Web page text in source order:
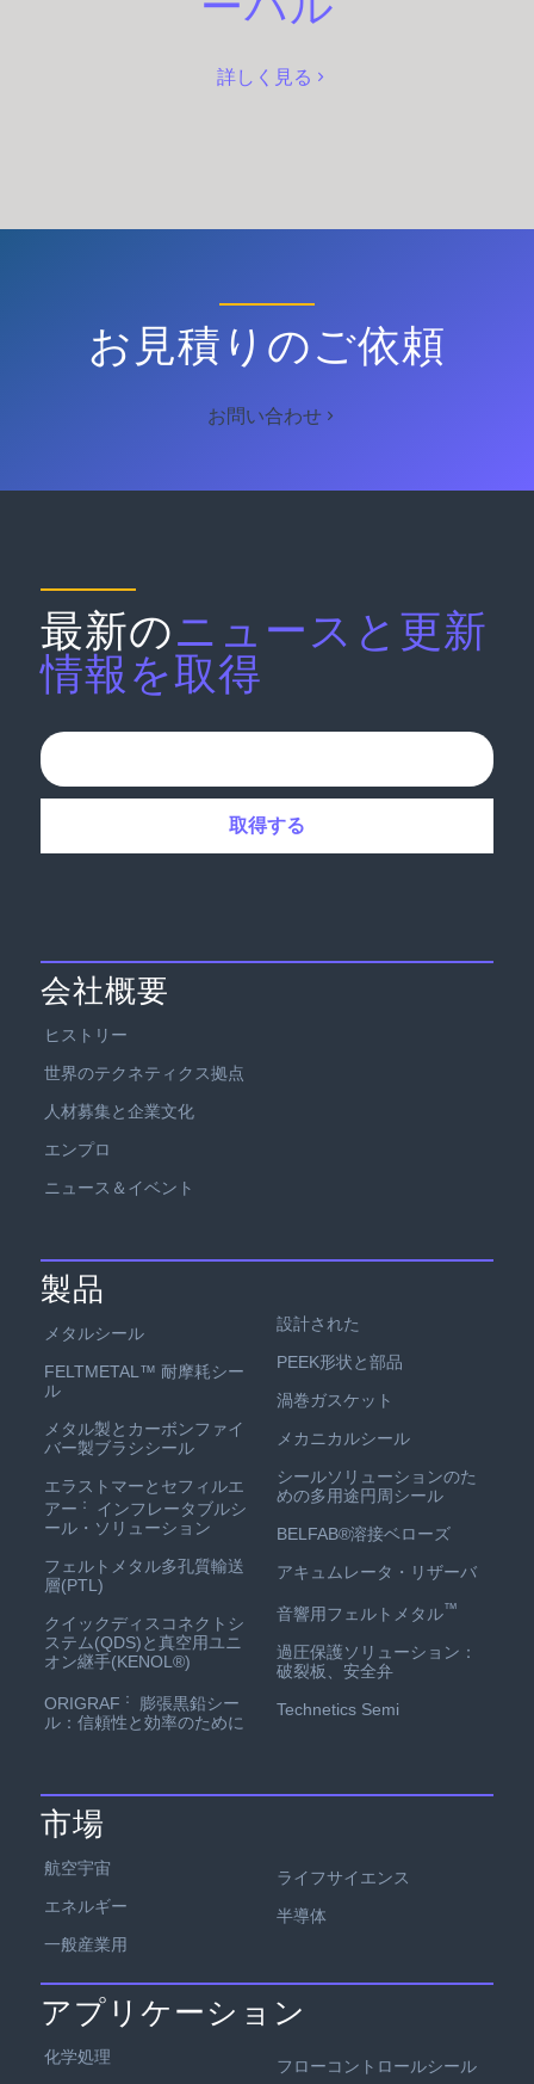
詳しく見る
お見積りのご依頼
お問い合わせ
最新のニュースと更新
情報を取得
会社概要
ヒストリー
世界のテクネティクス拠点
人材募集と企業文化
エンプロ
ニュース＆イベント
製品
メタルシール
FELTMETAL™ 耐摩耗シー
ル
メタル製とカーボンファイ
バー製ブラシシール
エラストマーとセフィルエ
アー ：
インフレータブルシ
ール・ソリューション
フェルトメタル多孔質輸送
層(PTL)
クイックディスコネクトシ
ステム(QDS)と真空用ユニ
オン継手(KENOL®)
ORIGRAF ：
膨張黒鉛シー
ル：信頼性と効率のために
設計された
PEEK形状と部品
渦巻ガスケット
メカニカルシール
シールソリューションのた
めの多用途円周シール
BELFAB®溶接ベローズ
アキュムレータ・リザーバ
音響用フェルトメタル™
過圧保護ソリューション：
破裂板、安全弁
Technetics Semi
市場
航空宇宙
エネルギー
一般産業用
ライフサイエンス
半導体
アプリケーション
化学処理
フローコントロールシール